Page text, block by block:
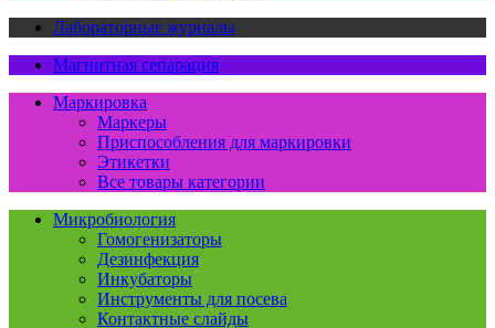
Лабораторные журналы
Магнитная сепарация
Маркировка
Маркеры
Приспособления для маркировки
Этикетки
Все товары категории
Микробиология
Гомогенизаторы
Дезинфекция
Инкубаторы
Инструменты для посева
Контактные слайды